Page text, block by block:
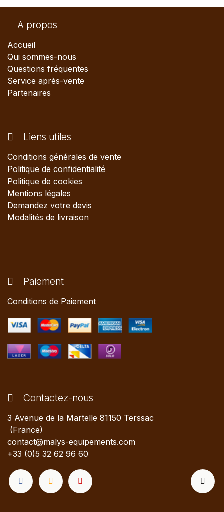
A propos
Accueil
Qui sommes-nous
Questions fréquentes
Service après-vente
Partenaires
Liens utiles
Conditions générales de vente
Politique de confidentialité
Politique de cookies
Mentions légales
Demandez votre devis
Modalités de livraison
Paiement
Conditions de Paiement
Contactez-nous
3 Avenue de la Martelle 81150 Terssac
(France)
contact@malys-equipements.com
+33 (0)5 32 62 96 60